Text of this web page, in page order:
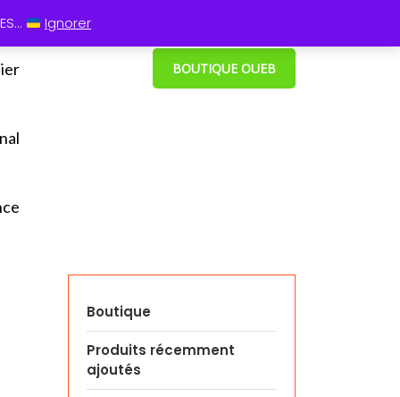
60
BOUTIQUE OUEB
Boutique
Produits récemment
ajoutés
Ignorer